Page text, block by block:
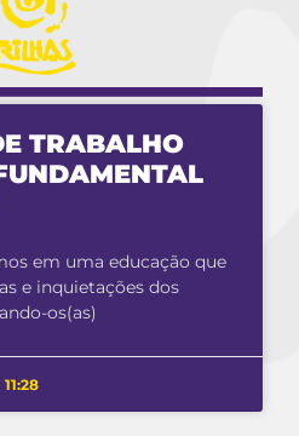
TRABALHO
em uma educação que
e inquietações dos
os(as)
11:28